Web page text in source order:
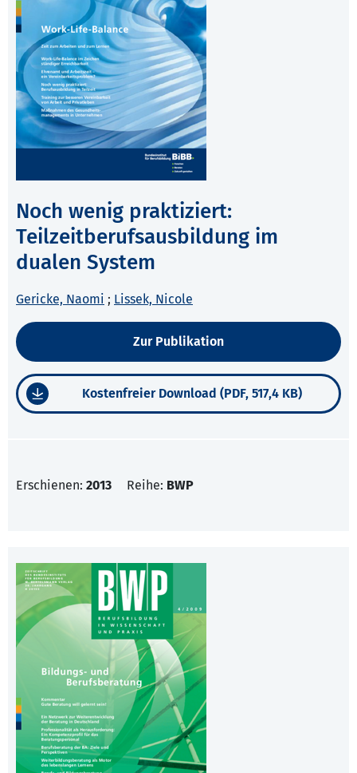
Noch wenig praktiziert:
Teilzeitberufsausbildung im
dualen System
Gericke, Naomi ; Lissek, Nicole
Zur Publikation
Kostenfreier Download (PDF, 517,4 KB)
Erschienen: 2013 Reihe: BWP